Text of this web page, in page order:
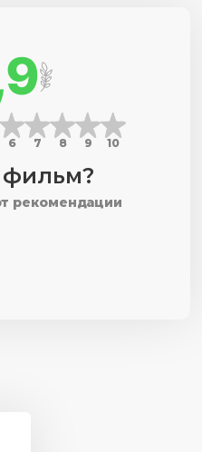
6 7 8 9 10
фильм?
рекомендации